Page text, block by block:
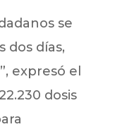
se
dos días,
expresó el
dosis